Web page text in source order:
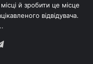
й зробити це місце
відвідувача.